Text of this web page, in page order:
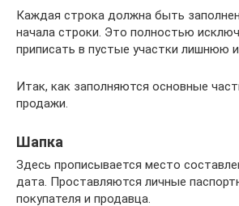
Каждая строка должна быть
начала строки. Это полностью
приписать в пустые участки лишнюю
Итак, как заполняются основные
продажи.
Шапка
Здесь прописывается место
дата. Проставляются личные
покупателя и продавца.